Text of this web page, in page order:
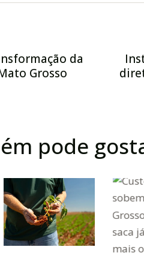
da
Grosso
pode